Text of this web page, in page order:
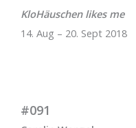
KloHäuschen likes me
14. Aug – 20. Sept 2018
#091